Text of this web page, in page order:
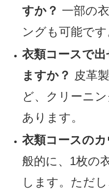
すか？ 一部の
ングも可能です
衣類コースで
ますか？ 皮革
ど、クリーニ
あります。
衣類コースの
般的に、1枚の
します。ただ